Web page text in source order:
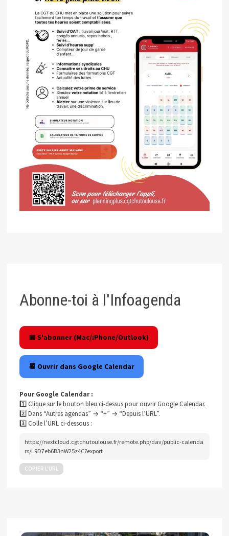
Abonne-toi à l'Infoagenda
📅 S'abonner (Mac/iPhone/Outlook)
📆 Ouvrir dans Google Calendar
Pour Google Calendar :
1️⃣ Clique sur le bouton bleu ci-dessus pour ouvrir Google Calendar.
2️⃣ Dans “Autres agendas” → “+” → “Depuis l’URL”.
3️⃣ Colle l’URL ci-dessous :
https://nextcloud.cgtchutoulouse.fr/remote.php/dav/public-calenda
rs/LRD7eb6B3nW25z4C?export
COPIER L’URL